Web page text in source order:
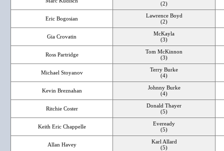
(2)
Eric Bogosian
Lawrence Boyd
(2)
Gia Crovatin
McKayla
(3)
Ross Partridge
Tom McKinnon
(3)
Michael Stoyanov
Terry Burke
(4)
Kevin Breznahan
Johnny Burke
(4)
Ritchie Coster
Donald Thayer
(5)
Keith Eric Chappelle
Eveready
(5)
Allan Havey
Karl Allard
(5)